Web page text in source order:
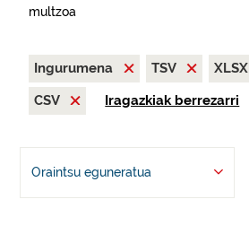
multzoa
Ingurumena TSV XLSX
CSV
Iragazkiak berrezarri
Oraintsu eguneratua